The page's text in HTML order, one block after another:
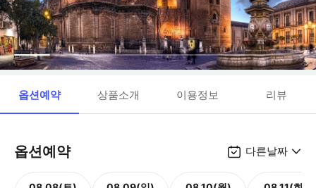
옵션예약 상품소개 이용정보 리뷰
옵션예약 다른날짜